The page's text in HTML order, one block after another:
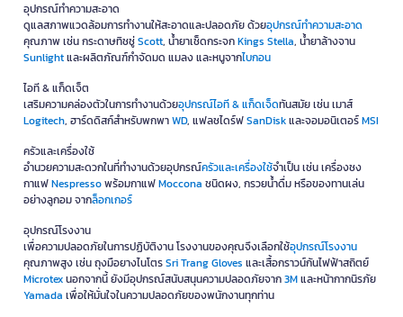
อุปกรณ์ทำความสะอาด
ดูแลสภาพแวดล้อมการทำงานให้สะอาดและปลอดภัย ด้วยอุปกรณ์ทำความสะอาด
คุณภาพ เช่น กระดาษทิชชู่Scott, น้ำยาเช็ดกระจกKings Stella, น้ำยาล้างจาน
Sunlightและผลิตภัณฑ์กำจัดมด แมลง และหนูจากไบกอน
ไอที & แก็ดเจ็ต
เสริมความคล่องตัวในการทำงานด้วยอุปกรณ์ไอที & แก็ดเจ็ดทันสมัย เช่น เมาส์
Logitech, ฮาร์ดดิสก์สำหรับพกพาWD, แฟลชไดร์ฟSanDiskและจอมอนิเตอร์MSI
ครัวและเครื่องใช้
อำนวยความสะดวกในที่ทำงานด้วยอุปกรณ์ครัวและเครื่องใช้จำเป็น เช่น เครื่องชง
กาแฟNespressoพร้อมกาแฟMoccona ชนิดผง, กรวยน้ำดื่ม หรือของทานเล่น
อย่างลูกอม จากล็อกเกอร์
อุปกรณ์โรงงาน
เพื่อความปลอดภัยในการปฏิบัติงาน โรงงานของคุณจึงเลือกใช้อุปกรณ์โรงงาน
คุณภาพสูง เช่น ถุงมือยางไนโตรSri Trang Gloves และเสื้อกราวน์กันไฟฟ้าสถิตย์
Microtexนอกจากนี้ ยังมีอุปกรณ์สนับสนุนความปลอดภัยจาก3Mและหน้ากากนิรภัย
Yamada เพื่อให้มั่นใจในความปลอดภัยของพนักงานทุกท่าน